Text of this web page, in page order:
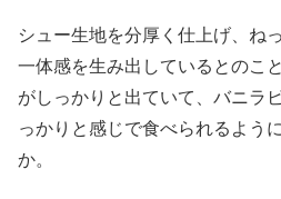
シュー生地を分厚く仕上げ、ね
一体感を生み出しているとのこ
がしっかりと出ていて、バニラ
っかりと感じで食べられるよう
か。